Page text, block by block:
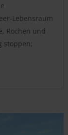
Lebensraum
Rochen und
stoppen;